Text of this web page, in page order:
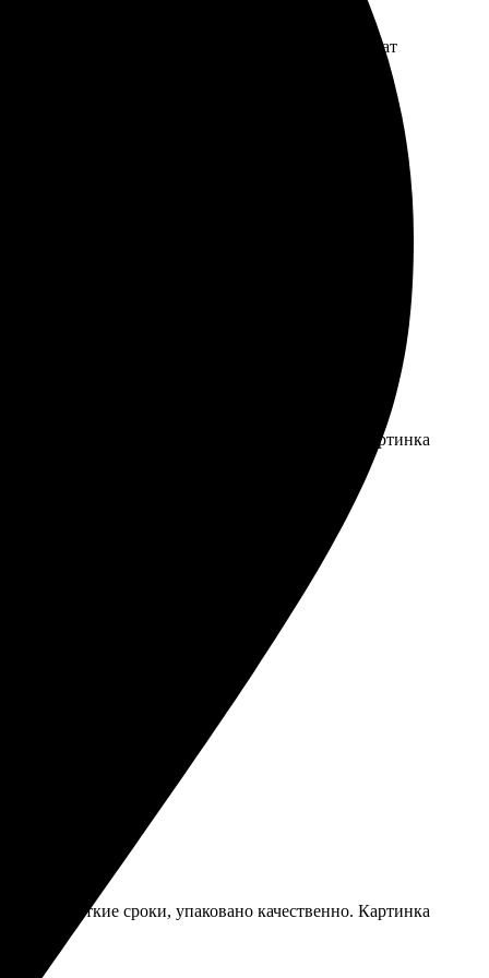
быстро обработали и отправили. Результат
Сервис на высоте, рекомендую.
выбрал размеры, и вскоре уже ждал курьера. Картинка
всем, кто хочет получить отличный
материал.
вернусь снова.
в короткие сроки, упаковано качественно. Картинка